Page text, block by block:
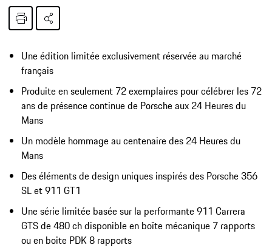
Une édition limitée exclusivement réservée au marché
français
Produite en seulement 72 exemplaires pour célébrer les 72
ans de présence continue de Porsche aux 24 Heures du
Mans
Un modèle hommage au centenaire des 24 Heures du
Mans
Des éléments de design uniques inspirés des Porsche 356
SL et 911 GT1
Une série limitée basée sur la performante 911 Carrera
GTS de 480 ch disponible en boîte mécanique 7 rapports
ou en boite PDK 8 rapports